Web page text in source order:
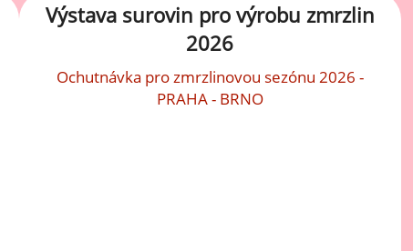
Výstava surovin pro výrobu zmrzlin
2026
Ochutnávka pro zmrzlinovou sezónu 2026 -
PRAHA - BRNO